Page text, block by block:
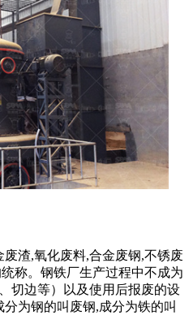
废渣,氧化废料,合金废钢,不锈废
称。钢铁厂生产过程中不成为
切边等）以及使用后报废的设
为钢的叫废钢,成分为铁的叫